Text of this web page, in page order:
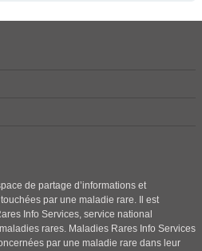
de partage d’informations et
par une maladie rare. Il est
Info Services, service national
rares. Maladies Rares Info Services
par une maladie rare dans leur